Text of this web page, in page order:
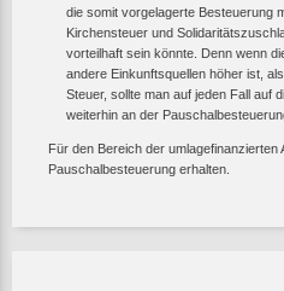
die somit vorgelagerte Besteuerung
Kirchensteuer und
vorteilhaft sein könnte. Denn wenn
andere Einkunftsquellen höher ist,
Steuer, sollte man auf jeden Fall auf
weiterhin an der
Für den Bereich der umlagefinanzierten
Pauschalbesteuerung erhalten.